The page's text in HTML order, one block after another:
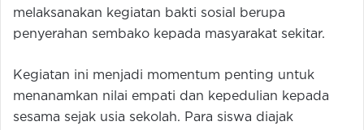
melaksanakan kegiatan bakti sosial berupa
penyerahan sembako kepada masyarakat sekitar.
Kegiatan ini menjadi momentum penting untuk
menanamkan nilai empati dan kepedulian kepada
sesama sejak usia sekolah. Para siswa diajak